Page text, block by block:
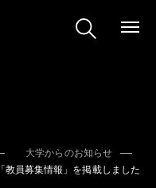
大学からのお知らせ
「教員募集情報」を掲載しました